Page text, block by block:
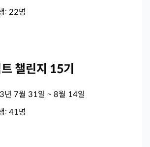
: 22명
챌린지 15기
년 7월 31일 ~ 8월 14일
: 41명